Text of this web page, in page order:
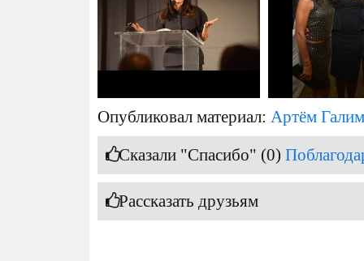
Опубликовал материал: Артём
Сказали "Спасибо" (0)
Рассказать друзьям